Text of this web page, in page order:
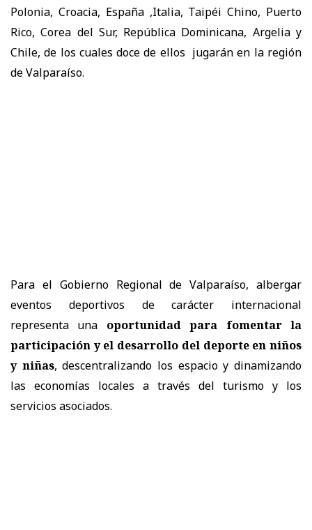
Polonia, Croacia, España ,Italia, Taipéi Chino, Puerto
Rico, Corea del Sur, República Dominicana, Argelia y
Chile, de los cuales doce de ellos jugarán en la región
de Valparaíso.
Para el Gobierno Regional de Valparaíso, albergar
eventos deportivos de carácter internacional
representa una
oportunidad para fomentar la
participación y el desarrollo del deporte en niños
y niñas, descentralizando los espacio y dinamizando
las economías locales a través del turismo y los
servicios asociados.